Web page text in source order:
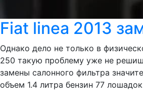
Fiat linea 2013
Однако дело не только в
250 такую проблему уже не
замены салонного фильтра
объем 1.4 литра бензин 77